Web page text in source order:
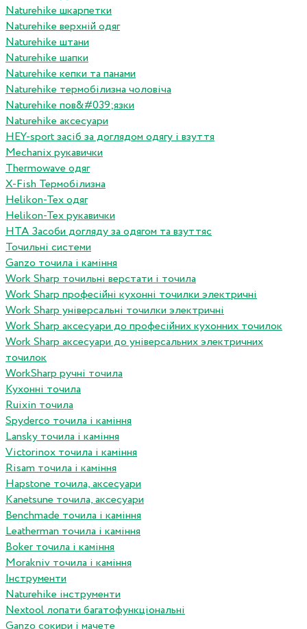
Naturehike шкарпетки
Naturehike верхній одяг
Naturehike штани
Naturehike шапки
Naturehike кепки та панами
Naturehike термобілизна чоловіча
Naturehike пов&#039;язки
Naturehike аксесуари
HEY-sport засіб за доглядом одягу і взуття
Mechanix рукавички
Thermowave одяг
X-Fish Термобілизна
Helikon-Tex одяг
Helikon-Tex рукавички
HTA Засоби догляду за одягом та взуттяс
Точильні системи
Ganzo точила і каміння
Work Sharp точильні верстати і точила
Work Sharp професiйнi кухоннi точилки электричнi
Work Sharp унiверсальнi точилки электричнi
Work Sharp аксесуари до професiйних кухонних точилок
Work Sharp аксесуари до унiверсальних электричних
точилок
WorkSharp ручні точила
Кухонні точила
Ruixin точила
Spyderco точила і каміння
Lansky точила і каміння
Victorinox точила і каміння
Risam точила і каміння
Hapstone точила, аксесуари
Kanetsune точила, аксесуари
Benchmade точила і каміння
Leatherman точила і каміння
Boker точила і каміння
Morakniv точила і каміння
Інструменти
Naturehike інструменти
Nextool лопати багатофункціональні